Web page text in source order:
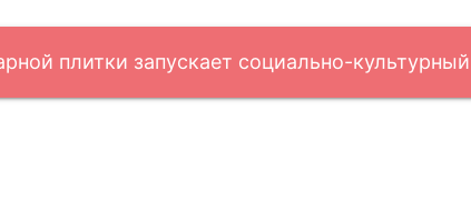
плитки запускает социально-